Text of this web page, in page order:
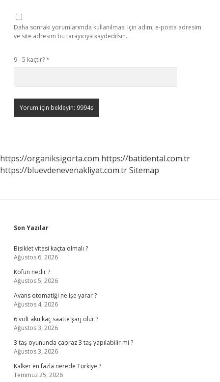
Daha sonraki yorumlarımda kullanılması için adım, e-posta adresim
ve site adresim bu tarayıcıya kaydedilsin.
9 - 5 kaçtır?*
https://organiksigorta.com https://batidental.com.tr
https://bluevdenevenakliyat.com.trSitemap
Sidebar
Son Yazılar
Bisiklet vitesi kaçta olmalı ?
Ağustos 6, 2026
Kofun nedir ?
Ağustos 5, 2026
Avans otomatiği ne işe yarar ?
Ağustos 4, 2026
6 volt akü kaç saatte şarj olur ?
Ağustos 3, 2026
3 taş oyununda çapraz 3 taş yapılabilir mi ?
Ağustos 3, 2026
Kalker en fazla nerede Türkiye ?
Temmuz 25, 2026